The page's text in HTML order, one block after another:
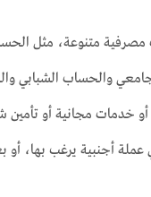
مصرفية متنوعة، مثل
والحساب الشبابي
خدمات مجانية أو تأمين
أجنبية يرغب بها،